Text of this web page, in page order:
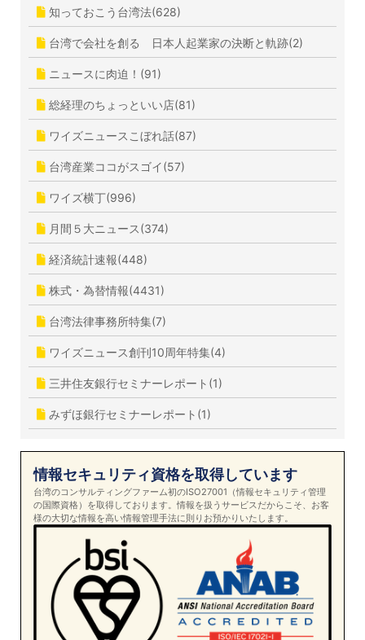
知っておこう台湾法(628)
台湾で会社を創る 日本人起業家の決断と軌跡(2)
ニュースに肉迫！(91)
総経理のちょっといい店(81)
ワイズニュースこぼれ話(87)
台湾産業ココがスゴイ(57)
ワイズ横丁(996)
月間５大ニュース(374)
経済統計速報(448)
株式・為替情報(4431)
台湾法律事務所特集(7)
ワイズニュース創刊10周年特集(4)
三井住友銀行セミナーレポート(1)
みずほ銀行セミナーレポート(1)
情報セキュリティ資格を取得しています
台湾のコンサルティングファーム初のISO27001（情報セキュリティ管理
の国際資格）を取得しております。情報を扱うサービスだからこそ、お客
様の大切な情報を高い情報管理手法に則りお預かりいたします。